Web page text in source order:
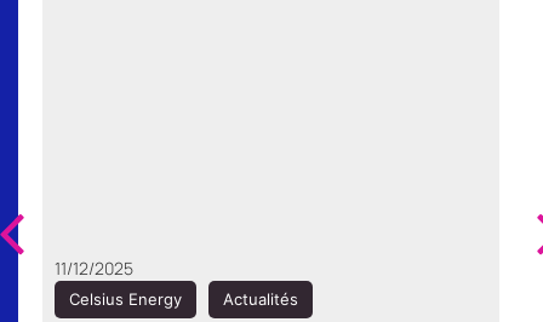
11/12/2025
Celsius Energy Actualités